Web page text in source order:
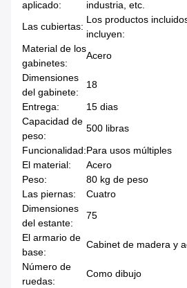
aplicado:
industria, etc.
Las cubiertas:
Los productos
incluyen:
Material de los
gabinetes:
Acero
Dimensiones
del gabinete:
18
Entrega:
15 dias
Capacidad de
peso:
500 libras
Funcionalidad:Para usos múltiples
El material:
Acero
Peso:
80 kg de peso
Las piernas:
Cuatro
Dimensiones
del estante:
75
El armario de
base:
Cabinet de madera y
Número de
ruedas:
Como dibujo